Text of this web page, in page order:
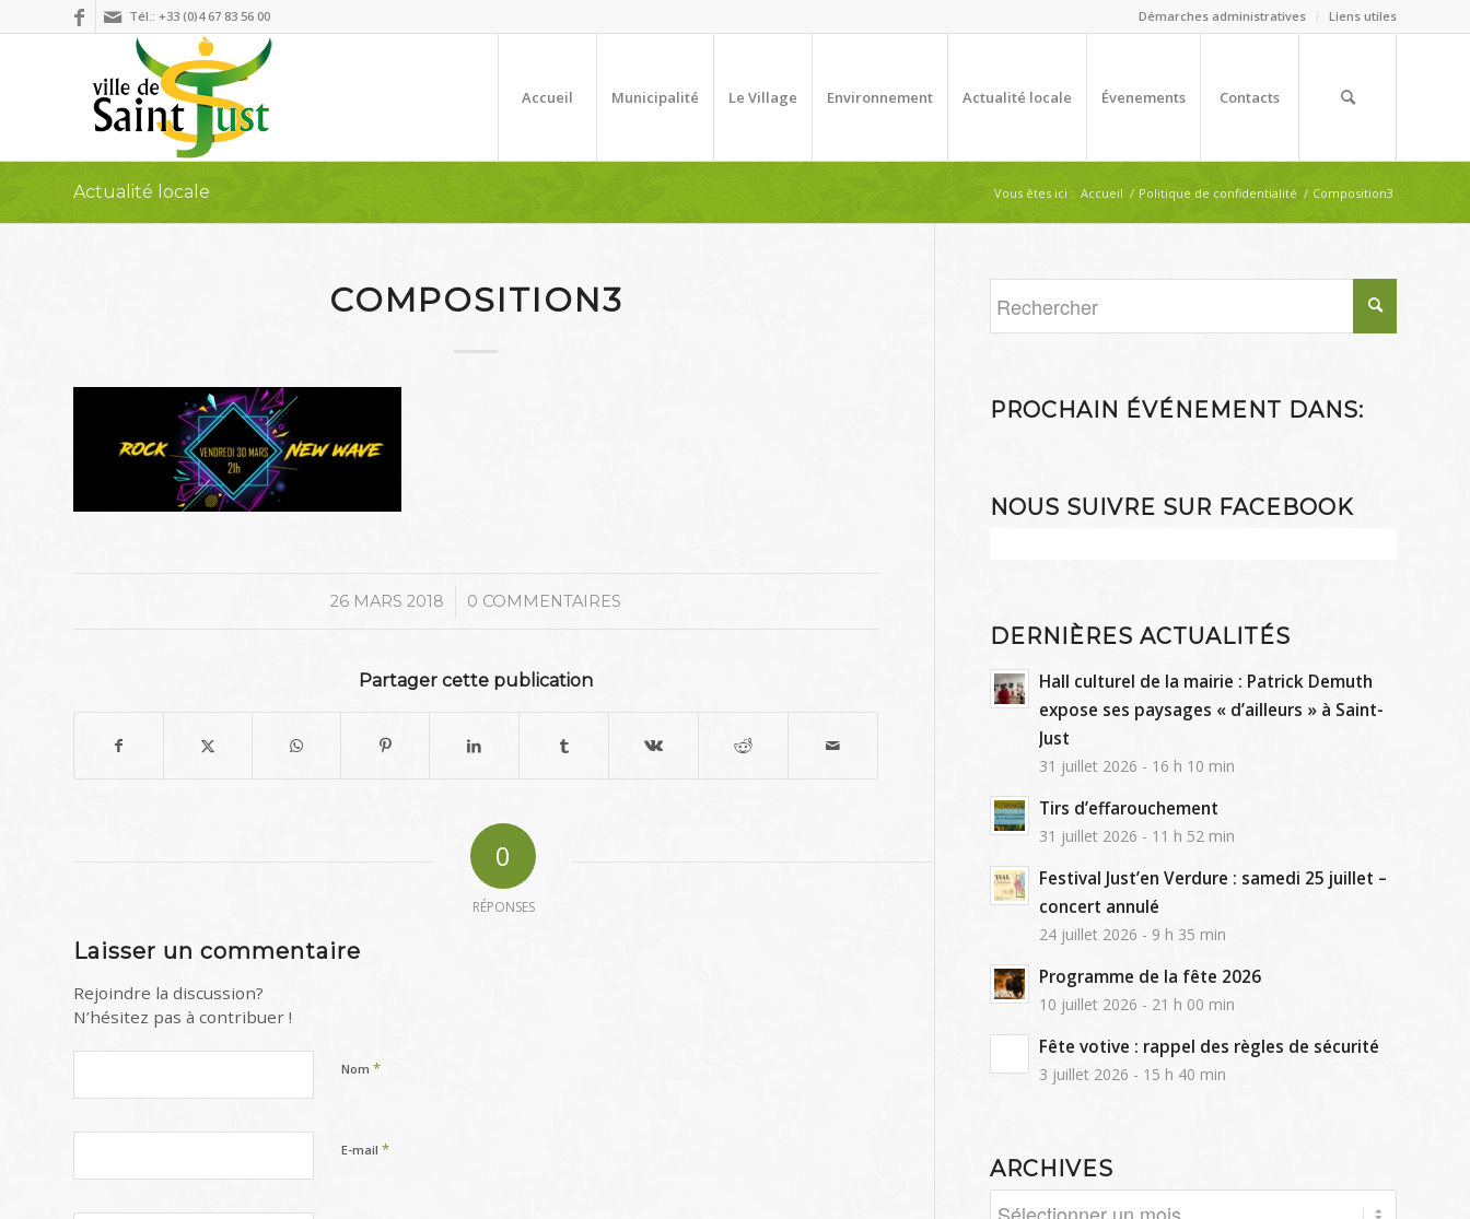
Démarches administratives Liens utiles
Tél.: +33 (0)4 67 83 56 00
Accueil Municipalité Le Village Environnement Actualité locale Évenements Contacts
Actualité locale Vous êtes ici : Accueil / Politique de confidentialité / Composition3
COMPOSITION3
26 MARS 2018
/ 0 COMMENTAIRES
Partager cette publication
0
RÉPONSES
Laisser un commentaire
Rejoindre la discussion?
N’hésitez pas à contribuer !
Nom *
E-mail *
PROCHAIN ÉVÉNEMENT DANS:
NOUS SUIVRE SUR FACEBOOK
DERNIÈRES ACTUALITÉS
Hall culturel de la mairie : Patrick Demuth
expose ses paysages « d’ailleurs » à Saint-
Just
31 juillet 2026 - 16 h 10 min
Tirs d’effarouchement
31 juillet 2026 - 11 h 52 min
Festival Just’en Verdure : samedi 25 juillet –
concert annulé
24 juillet 2026 - 9 h 35 min
Programme de la fête 2026
10 juillet 2026 - 21 h 00 min
Fête votive : rappel des règles de sécurité
3 juillet 2026 - 15 h 40 min
ARCHIVES